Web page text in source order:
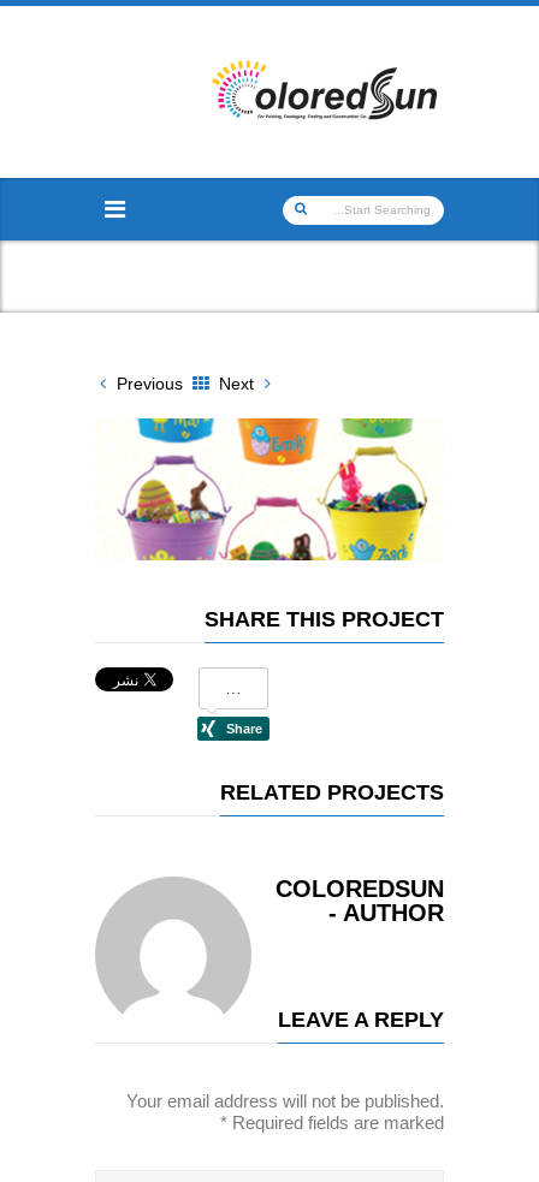
Previous Next
SHARE THIS PROJECT
RELATED PROJECTS
COLOREDSUN
- AUTHOR
LEAVE A REPLY
Your email address will not be published.
Required fields are marked
*